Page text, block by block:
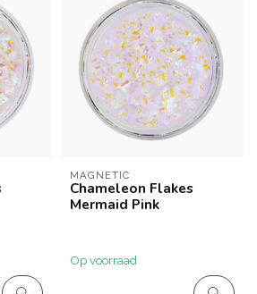
MAGNETIC
Chameleon Flakes
Mermaid Pink
Op voorraad